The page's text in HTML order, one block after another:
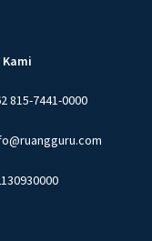
815-7441-0000